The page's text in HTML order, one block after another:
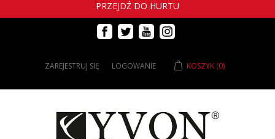
PRZEJDŹ DO HURTU
ZAREJESTRUJ SIĘ LOGOWANIE KOSZYK (0)